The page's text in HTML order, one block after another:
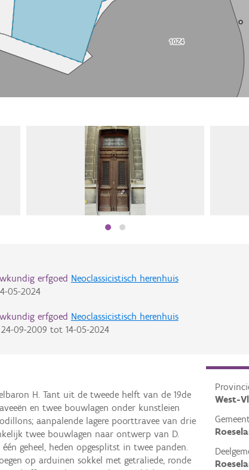
erfgoed Neoclassicistisch herenhuis
05-2024
erfgoed Neoclassicistisch herenhuis
24-09-2009 tot 14-05-2024
West-
H. Tant uit de tweede helft van de 19de
en twee bouwlagen onder kunstleien
aanpalende lagere poorttravee van drie
twee bouwlagen naar ontwerp van D.
één geheel, heden opgesplitst in twee panden.
op arduinen sokkel met getraliede, ronde